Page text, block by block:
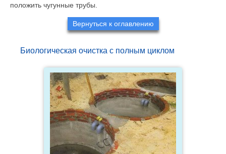
положить чугунные трубы.
Вернуться к оглавлению
Биологическая очистка с полным циклом